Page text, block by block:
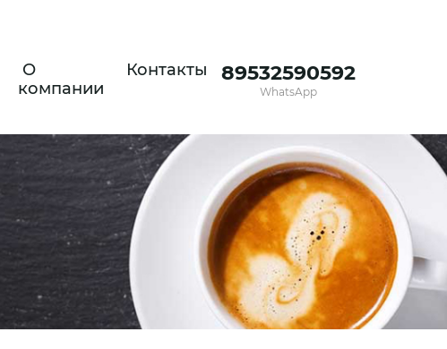
О
компании
Контакты 89532590592
WhatsApp